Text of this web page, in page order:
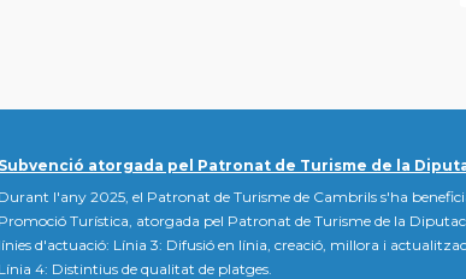
Subvenció atorgada pel Patronat de Turisme de la
Durant l'any 2025, el Patronat de Turisme de Cambrils s'ha
Promoció Turística, atorgada pel Patronat de Turisme de la
línies d'actuació: Línia 3: Difusió en línia, creació, millora i
Línia 4: Distintius de qualitat de platges.